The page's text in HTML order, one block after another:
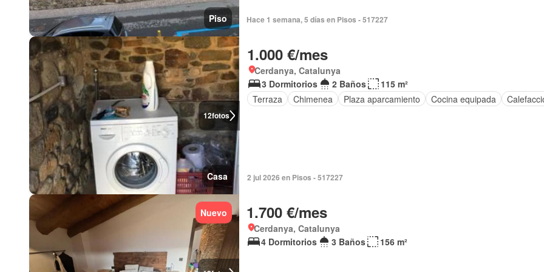
Piso Hace 1 semana, 5 días en Pisos - 517227
12fotos
Casa
1.000 €/mes
Cerdanya, Catalunya
3 Dormitorios
2 Baños
115 m²
Terraza
Chimenea Plaza aparcamiento Cocina equipada
2 jul 2026 en Pisos - 517227
Nuevo 1.700 €/mes
Cerdanya, Catalunya
4 Dormitorios
3 Baños 156 m²